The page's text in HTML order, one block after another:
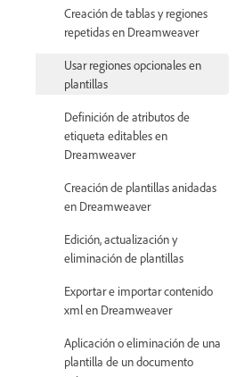
Creación de tablas y regiones
repetidas en Dreamweaver
Usar regiones opcionales en
plantillas
Definición de atributos de
etiqueta editables en
Dreamweaver
Creación de plantillas anidadas
en Dreamweaver
Edición, actualización y
eliminación de plantillas
Exportar e importar contenido
xml en Dreamweaver
Aplicación o eliminación de una
plantilla de un documento